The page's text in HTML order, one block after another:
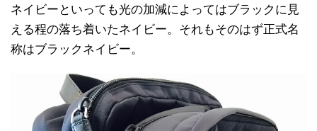
ネイビーといっても光の加減によってはブラックに見
える程の落ち着いたネイビー。それもそのはず正式名
称はブラックネイビー。